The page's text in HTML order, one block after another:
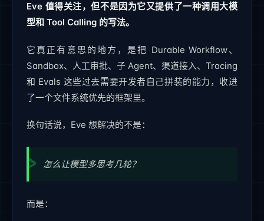
Eve 值得关注，但不是因为它又提供了一种调用大模
型和 Tool Calling 的写法。
它真正有意思的地方，是把 Durable Workflow、
Sandbox、人工审批、子 Agent、渠道接入、Tracing
和 Evals 这些过去需要开发者自己拼装的能力，收进
了一个文件系统优先的框架里。
换句话说，Eve 想解决的不是：
怎么让模型多思考几轮？
而是：